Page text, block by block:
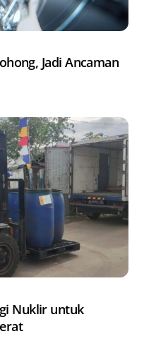
Jadi Ancaman
Nuklir untuk